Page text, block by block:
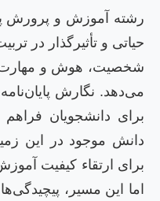
رشته آموزش و پرورش
حیاتی و تأثیرگذار در
شخصیت، هوش و
می‌دهد. نگارش
برای دانشجویان
دانش موجود در این
برای ارتقاء کیفیت
اما این مسیر،